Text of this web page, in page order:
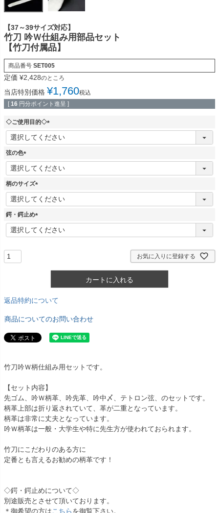
【37～39サイズ対応】
竹刀 吟Ｗ仕組み用部品セット
【竹刀付属品】
商品番号 SET005
定価 ¥2,428のところ
当店特別価格 ¥1,760税込
[ 16 円分ポイント進呈 ]
◇ご使用目的◇
(
必
弦の色
(
必
須
柄のサイズ
(
必
須
鍔・鍔止め
(
必
お気に入りに登録する
カートに入れる
返品特約について
商品についてのお問い合わせ
竹刀吟Ｗ柄仕組み用セットです。
【セット内容】
先ゴム、吟Ｗ柄革、吟先革、吟中〆、テトロン弦、のセットです。
柄革上部は折り返されていて、革が二重となっています。
柄革は非常に丈夫となっています。
吟Ｗ柄革は一般・大学生や特に先生方が使われておられます。
竹刀にこだわりのある方に
定番とも言えるお勧めの柄革です！
◇鍔・鍔止めについて◇
別途販売とさせて頂いております。
＊御希望の方はこちらを御覧下さい。